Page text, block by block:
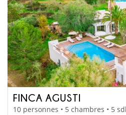
FINCA AGUSTI
10 personnes • 5 chambres • 5